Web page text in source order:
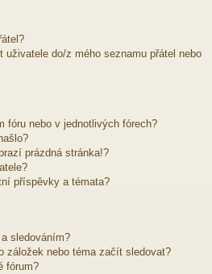
uživatele do/z mého seznamu přátel nebo
fóru nebo v jednotlivých fórech?
prázdná stránka!?
příspěvky a témata?
sledováním?
záložek nebo téma začít sledovat?
fórum?